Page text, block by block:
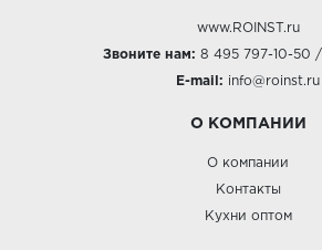
www.ROINST.ru
Звоните нам: 8 495 797-10-50 /
E-mail: info@roinst.ru
О КОМПАНИИ
О компании
Контакты
Кухни оптом